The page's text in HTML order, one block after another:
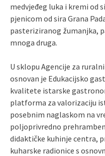
medvjeđeg luka i kremi od
pjenicom od sira Grana
pasteriziranog žumanjka,
mnoga druga.
U sklopu Agencije za
osnovan je Edukacijsko
kvalitete istarske
platforma za valorizaciju
posebnim naglaskom na
poljoprivredno
didaktičke kuhinje centra,
kuharske radionice s